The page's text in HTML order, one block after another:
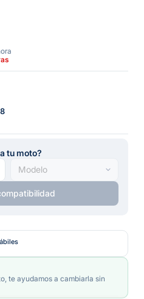
tu moto?
te ayudamos a cambiarla sin